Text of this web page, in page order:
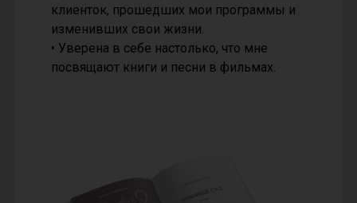
клиенток, прошедших мои программы и
изменивших свои жизни.
• Уверена в себе настолько, что мне
посвящают книги и песни в фильмах.